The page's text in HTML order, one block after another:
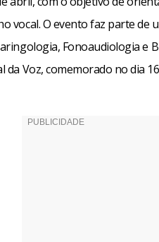
vocal. O evento faz parte de
Fonoaudiologia e
da Voz, comemorado no dia